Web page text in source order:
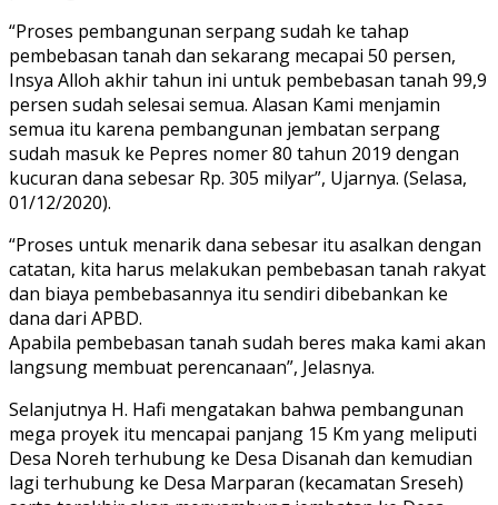
“Proses pembangunan serpang sudah ke tahap
pembebasan tanah dan sekarang mecapai 50 persen,
Insya Alloh akhir tahun ini untuk pembebasan tanah 99,9
persen sudah selesai semua. Alasan Kami menjamin
semua itu karena pembangunan jembatan serpang
sudah masuk ke Pepres nomer 80 tahun 2019 dengan
kucuran dana sebesar Rp. 305 milyar”, Ujarnya. (Selasa,
01/12/2020).
“Proses untuk menarik dana sebesar itu asalkan dengan
catatan, kita harus melakukan pembebasan tanah rakyat
dan biaya pembebasannya itu sendiri dibebankan ke
dana dari APBD.
Apabila pembebasan tanah sudah beres maka kami akan
langsung membuat perencanaan”, Jelasnya.
Selanjutnya H. Hafi mengatakan bahwa pembangunan
mega proyek itu mencapai panjang 15 Km yang meliputi
Desa Noreh terhubung ke Desa Disanah dan kemudian
lagi terhubung ke Desa Marparan (kecamatan Sreseh)